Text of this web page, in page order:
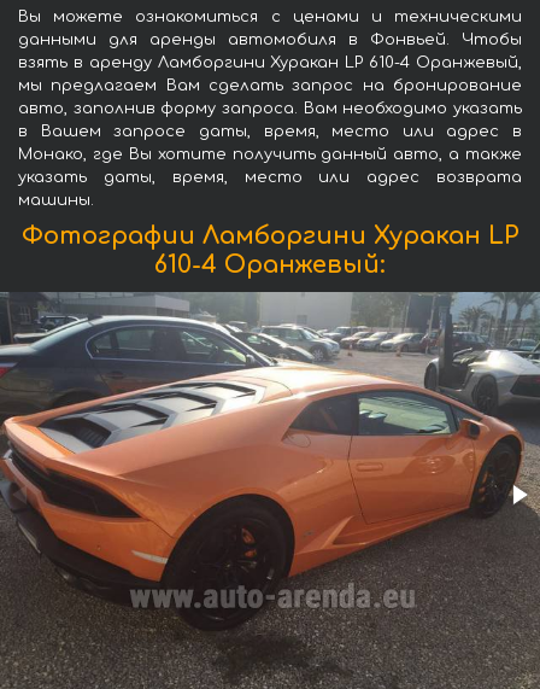
Вы можете ознакомиться с ценами и техническими
данными для аренды автомобиля в Фонвьей. Чтобы
взять в аренду Ламборгини Хуракан LP 610-4 Оранжевый,
мы предлагаем Вам сделать запрос на бронирование
авто, заполнив форму запроса. Вам необходимо указать
в Вашем запросе даты, время, место или адрес в
Монако, где Вы хотите получить данный авто, а также
указать даты, время, место или адрес возврата
машины.
Фотографии Ламборгини Хуракан LP
610-4 Оранжевый: